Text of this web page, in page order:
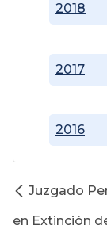
2016
2017
2018
Juzgado
en Extinción